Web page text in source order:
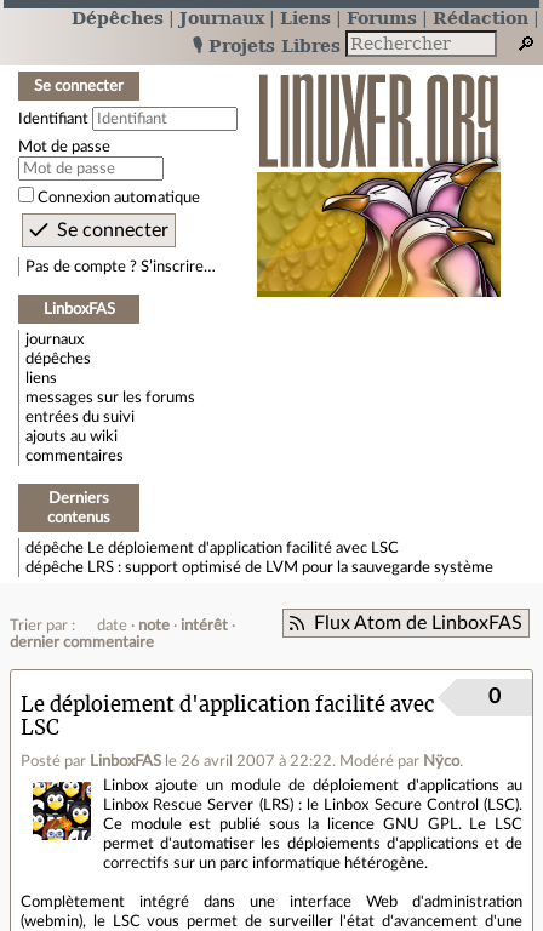
Dépêches Journaux Liens Forums
Rédaction
🎙️ Projets Libres
Se connecter
Identifiant
Mot de passe
Connexion automatique
Pas de compte ? S’inscrire…
LinboxFAS
journaux
dépêches
liens
messages sur les forums
entrées du suivi
ajouts au wiki
commentaires
Derniers
contenus
dépêche
Le déploiement d'application facilité avec LSC
dépêche
LRS : support optimisé de LVM pour la sauvegarde système
Flux Atom de LinboxFAS
Trier par : date note
intérêt
dernier commentaire
Le déploiement d'application facilité avec
LSC
Posté par LinboxFAS le 26 avril 2007 à 22:22. Modéré par Nÿco.
0
Linbox ajoute un module de déploiement d'applications au
Linbox Rescue Server (LRS) : le Linbox Secure Control (LSC).
Ce module est publié sous la licence GNU GPL. Le LSC
permet d'automatiser les déploiements d'applications et de
correctifs sur un parc informatique hétérogène.
Complètement intégré dans une interface Web d'administration
(webmin), le LSC vous permet de surveiller l'état d'avancement d'une